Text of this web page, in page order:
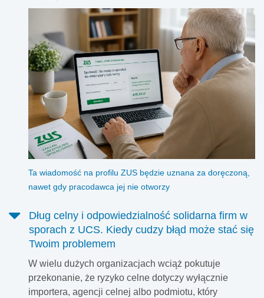
Ta wiadomość na profilu ZUS będzie uznana za doręczoną,
nawet gdy pracodawca jej nie otworzy
Dług celny i odpowiedzialność solidarna firm w
sporach z UCS. Kiedy cudzy błąd może stać się
Twoim problemem
W wielu dużych organizacjach wciąż pokutuje
przekonanie, że ryzyko celne dotyczy wyłącznie
importera, agencji celnej albo podmiotu, który